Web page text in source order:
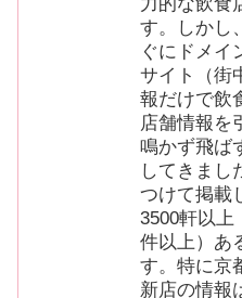
力的な飲食
す。しかし
ぐにドメイ
サイト（街
報だけで飲
店舗情報を
鳴かず飛ば
してきまし
つけて掲載
3500軒以上
件以上）あ
す。特に京
新店の情報